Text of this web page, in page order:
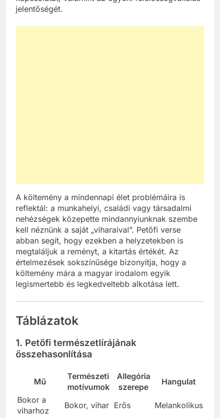
jelentőségét.
A költemény a mindennapi élet problémáira is
reflektál: a munkahelyi, családi vagy társadalmi
nehézségek közepette mindannyiunknak szembe
kell néznünk a saját „viharaival”. Petőfi verse
abban segít, hogy ezekben a helyzetekben is
megtaláljuk a reményt, a kitartás értékét. Az
értelmezések sokszínűsége bizonyítja, hogy a
költemény mára a magyar irodalom egyik
legismertebb és legkedveltebb alkotása lett.
Táblázatok
1. Petőfi természetlírájának
összehasonlítása
Mű
Természeti
motívumok
Allegória
szerepe
Hangulat
Bokor a
viharhoz
Bokor, vihar Erős
Melankolikus